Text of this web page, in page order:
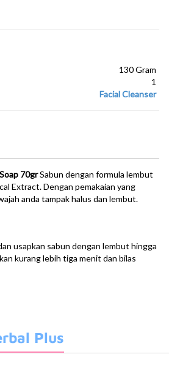
130 Gram
1
Facial Cleanser
70grSabun dengan formula lembut
Extract. Dengan pemakaian yang
anda tampak halus dan lembut.
usapkan sabun dengan lembut hingga
kurang lebih tiga menit dan bilas
Plus